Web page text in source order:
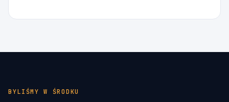
BYLIŚMY W ŚRODKU